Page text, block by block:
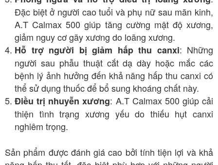
Đặc biệt ở người cao tuổi và phụ nữ sau mãn kinh,
A.T Calmax 500 giúp tăng cường mật độ xương,
giảm nguy cơ gãy xương do loãng xương.
Hỗ trợ người bị giảm hấp thu canxi: Những
người sau phẫu thuật cắt dạ dày hoặc mắc các
bệnh lý ảnh hưởng đến khả năng hấp thu canxi có
thể sử dụng thuốc để bổ sung khoáng chất này.
Điều trị nhuyễn xương: A.T Calmax 500 giúp cải
thiện tình trạng xương yếu do thiếu hụt canxi
nghiêm trọng.
Sản phẩm được đánh giá cao bởi tính tiện lợi và khả